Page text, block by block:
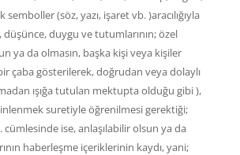
semboller (söz, yazı, işaret vb. )aracılığıyla
düşünce, duygu ve tutumlarının; özel
ya da olmasın, başka kişi veya kişiler
çaba gösterilerek, doğrudan veya dolaylı
ışığa tutulan mektupta olduğu gibi ),
suretiyle öğrenilmesi gerektiği;
cümlesinde ise, anlaşılabilir olsun ya da
haberleşme içeriklerinin kaydı, yani;